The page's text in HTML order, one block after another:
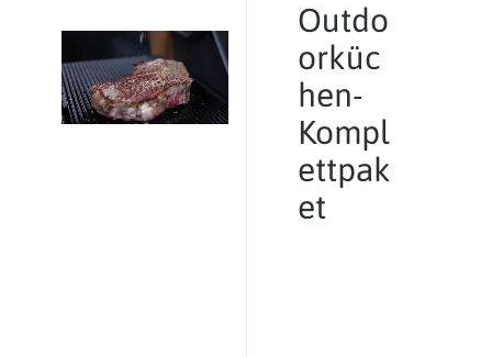
Outdo
orküc
hen-
Kompl
ettpak
et